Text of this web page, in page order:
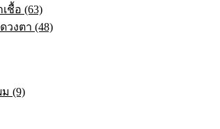
ชื้อ (63)
วงตา (48)
(9)